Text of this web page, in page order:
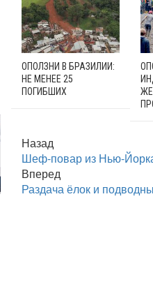
ОПОЛЗНИ В БРАЗИЛИИ:
НЕ МЕНЕЕ 25
ПОГИБШИХ
Назад
Шеф-повар из Нью-
Вперед
Раздача ёлок и